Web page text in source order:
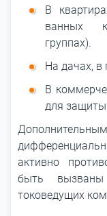
В
ванных
группах).
На дачах, в
В
для защиты
активно
быть вызваны
токоведущих